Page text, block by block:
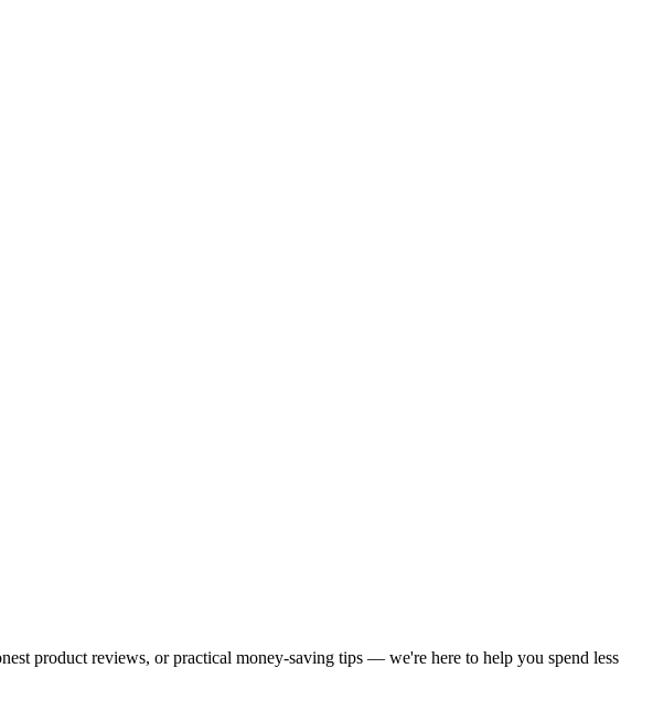
product reviews, or practical money-saving tips — we're here to help you spend less